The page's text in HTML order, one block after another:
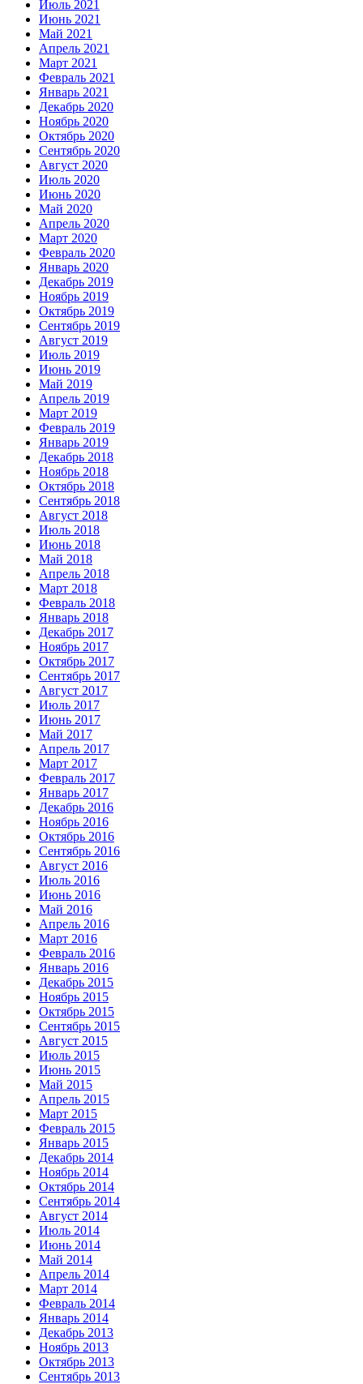
Июль 2021
Июнь 2021
Май 2021
Апрель 2021
Март 2021
Февраль 2021
Январь 2021
Декабрь 2020
Ноябрь 2020
Октябрь 2020
Сентябрь 2020
Август 2020
Июль 2020
Июнь 2020
Май 2020
Апрель 2020
Март 2020
Февраль 2020
Январь 2020
Декабрь 2019
Ноябрь 2019
Октябрь 2019
Сентябрь 2019
Август 2019
Июль 2019
Июнь 2019
Май 2019
Апрель 2019
Март 2019
Февраль 2019
Январь 2019
Декабрь 2018
Ноябрь 2018
Октябрь 2018
Сентябрь 2018
Август 2018
Июль 2018
Июнь 2018
Май 2018
Апрель 2018
Март 2018
Февраль 2018
Январь 2018
Декабрь 2017
Ноябрь 2017
Октябрь 2017
Сентябрь 2017
Август 2017
Июль 2017
Июнь 2017
Май 2017
Апрель 2017
Март 2017
Февраль 2017
Январь 2017
Декабрь 2016
Ноябрь 2016
Октябрь 2016
Сентябрь 2016
Август 2016
Июль 2016
Июнь 2016
Май 2016
Апрель 2016
Март 2016
Февраль 2016
Январь 2016
Декабрь 2015
Ноябрь 2015
Октябрь 2015
Сентябрь 2015
Август 2015
Июль 2015
Июнь 2015
Май 2015
Апрель 2015
Март 2015
Февраль 2015
Январь 2015
Декабрь 2014
Ноябрь 2014
Октябрь 2014
Сентябрь 2014
Август 2014
Июль 2014
Июнь 2014
Май 2014
Апрель 2014
Март 2014
Февраль 2014
Январь 2014
Декабрь 2013
Ноябрь 2013
Октябрь 2013
Сентябрь 2013